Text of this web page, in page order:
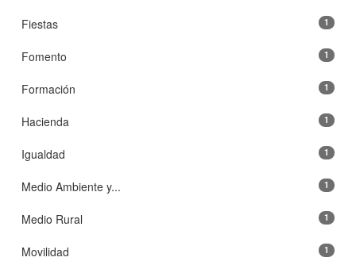
Fiestas 1
Fomento 1
Formación 1
Hacienda 1
Igualdad 1
Medio Ambiente y... 1
Medio Rural 1
Movilidad 1